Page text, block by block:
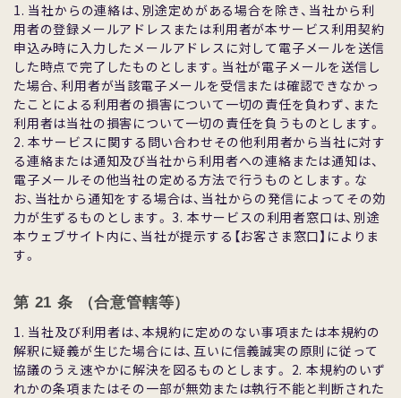
1. 当社からの連絡は、別途定めがある場合を除き、当社から利
⽤者の登録メールアドレスまたは利⽤者が本サービス利⽤契約
申込み時に⼊⼒したメールアドレスに対して電⼦メールを送信
した時点で完了したものとします。当社が電⼦メールを送信し
た場合、利⽤者が当該電⼦メールを受信または確認できなかっ
たことによる利⽤者の損害について⼀切の責任を負わず、また
利⽤者は当社の損害について⼀切の責任を負うものとします。
2. 本サービスに関する問い合わせその他利⽤者から当社に対す
る連絡または通知及び当社から利⽤者への連絡または通知は、
電⼦メールその他当社の定める⽅法で⾏うものとします。な
お、当社から通知をする場合は、当社からの発信によってその効
⼒が⽣ずるものとします。 3. 本サービスの利⽤者窓⼝は、別途
本ウェブサイト内に、当社が提⽰する【お客さま窓⼝】によりま
す。
第 21 条 （合意管轄等）
1. 当社及び利⽤者は、本規約に定めのない事項または本規約の
解釈に疑義が⽣じた場合には、互いに信義誠実の原則に従って
協議のうえ速やかに解決を図るものとします。 2. 本規約のいず
れかの条項またはその⼀部が無効または執⾏不能と判断された